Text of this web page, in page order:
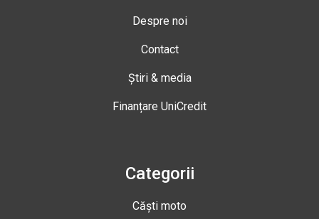
Despre noi
Contact
Știri & media
Finanțare UniCredit
Categorii
Căști moto